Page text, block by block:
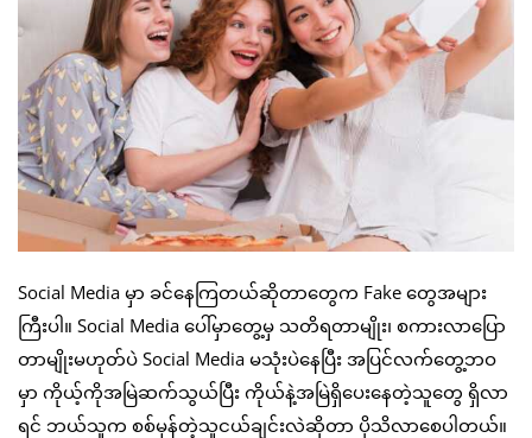
Social Media မှာ ခင်နေကြတယ်ဆိုတာတွေက Fake တွေအများ
ကြီးပါ။ Social Media ပေါ်မှာတွေ့မှ သတိရတာမျိုး၊ စကားလာပြော
တာမျိုးမဟုတ်ပဲ Social Media မသုံးပဲနေပြီး အပြင်လက်တွေ့ဘဝ
မှာ ကိုယ့်ကိုအမြဲဆက်သွယ်ပြီး ကိုယ်နဲ့အမြဲရှိပေးနေတဲ့သူတွေ ရှိလာ
ရင် ဘယ်သူက စစ်မှန်တဲ့သူငယ်ချင်းလဲဆိုတာ ပိုသိလာစေပါတယ်။